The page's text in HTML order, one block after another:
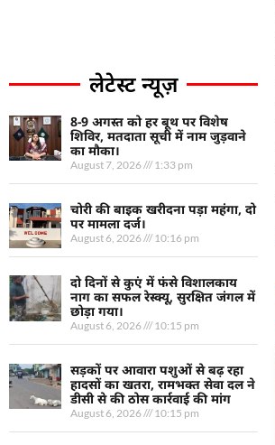
लेटेस्ट न्यूज़
8-9 अगस्त को हर बूथ पर विशेष
शिविर, मतदाता सूची में नाम जुड़वाने
का मौका।
August 7, 2026 1:33 pm
चोरी की बाइक खरीदना पड़ा महंगा, दो
पर मामला दर्ज।
August 6, 2026 10:16 pm
दो दिनों से कुएं में फंसे विशालकाय
नाग का सफल रेस्क्यू, सुरक्षित जंगल में
छोड़ा गया।
August 6, 2026 10:15 pm
सड़कों पर आवारा पशुओं से बढ़ रहा
हादसों का खतरा, रामभक्त सेवा दल ने
डीसी से की ठोस कार्रवाई की मांग
August 6, 2026 10:15 pm